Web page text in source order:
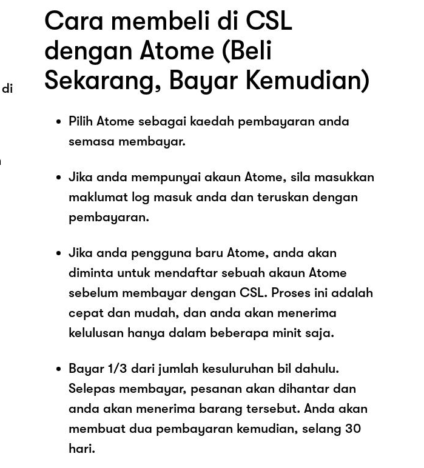
Cara membeli di CSL
dengan Atome (Beli
Sekarang, Bayar Kemudian)
Pilih Atome sebagai kaedah pembayaran anda
semasa membayar.
Jika anda mempunyai akaun Atome, sila masukkan
maklumat log masuk anda dan teruskan dengan
pembayaran.
Jika anda pengguna baru Atome, anda akan
diminta untuk mendaftar sebuah akaun Atome
sebelum membayar dengan CSL. Proses ini adalah
cepat dan mudah, dan anda akan menerima
kelulusan hanya dalam beberapa minit saja.
Bayar 1/3 dari jumlah kesuluruhan bil dahulu.
Selepas membayar, pesanan akan dihantar dan
anda akan menerima barang tersebut. Anda akan
membuat dua pembayaran kemudian, selang 30
hari.